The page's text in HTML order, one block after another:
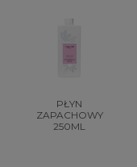
PŁYN
ZAPACHOWY
250ML